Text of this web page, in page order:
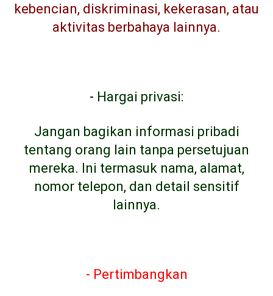
kebencian, diskriminasi, kekerasan, atau
aktivitas berbahaya lainnya.
- Hargai privasi:
Jangan bagikan informasi pribadi
tentang orang lain tanpa persetujuan
mereka. Ini termasuk nama, alamat,
nomor telepon, dan detail sensitif
lainnya.
- Pertimbangkan